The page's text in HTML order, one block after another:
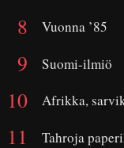
Vuonna ’85
Suomi-ilmiö
Afrikka,
Tahroja